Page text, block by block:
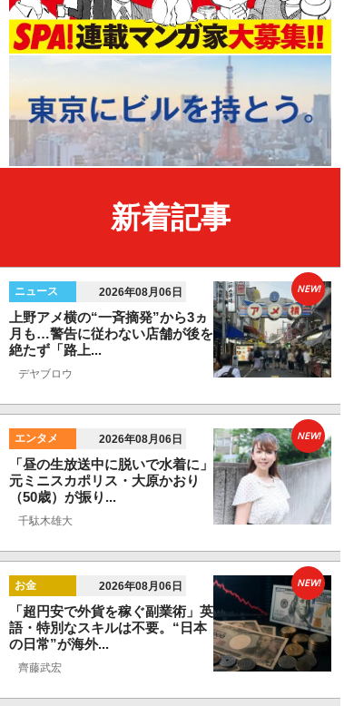
新着記事
ニュース 2026年08月06日
上野アメ横の“一斉摘発”から3ヵ
月も…警告に従わない店舗が後を
絶たず「路上...
デヤブロウ
NEW!
エンタメ 2026年08月06日
「昼の生放送中に脱いで水着に」
元ミニスカポリス・大原かおり
（50歳）が振り...
千駄木雄大
NEW!
お金 2026年08月06日
「超円安で外貨を稼ぐ副業術」英
語・特別なスキルは不要。“日本
の日常”が海外...
齊藤武宏
NEW!